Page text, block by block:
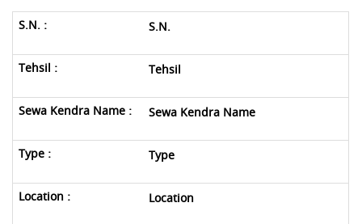
S.N.
Tehsil
Sewa Kendra Name
Type
Location